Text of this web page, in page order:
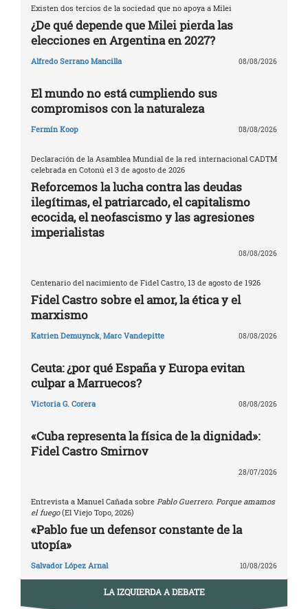
Existen dos tercios de la sociedad que no apoya a Milei
¿De qué depende que Milei pierda las
elecciones en Argentina en 2027?
Alfredo Serrano Mancilla 08/08/2026
El mundo no está cumpliendo sus
compromisos con la naturaleza
Fermín Koop 08/08/2026
Declaración de la Asamblea Mundial de la red internacional CADTM
celebrada en Cotonú el 3 de agosto de 2026
Reforcemos la lucha contra las deudas
ilegítimas, el patriarcado, el capitalismo
ecocida, el neofascismo y las agresiones
imperialistas
08/08/2026
Centenario del nacimiento de Fidel Castro, 13 de agosto de 1926
Fidel Castro sobre el amor, la ética y el
marxismo
Katrien Demuynck, Marc Vandepitte 08/08/2026
Ceuta: ¿por qué España y Europa evitan
culpar a Marruecos?
Victoria G. Corera 08/08/2026
«Cuba representa la física de la dignidad»:
Fidel Castro Smirnov
28/07/2026
Entrevista a Manuel Cañada sobre Pablo Guerrero. Porque amamos
el fuego(El Viejo Topo, 2026)
«Pablo fue un defensor constante de la
utopía»
Salvador López Arnal 10/08/2026
LA IZQUIERDA A DEBATE